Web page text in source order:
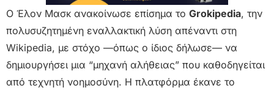
Ο Έλον Μασκ ανακοίνωσε επίσημα το Grokipedia, την
πολυσυζητημένη εναλλακτική λύση απέναντι στη
Wikipedia, με στόχο —όπως ο ίδιος δήλωσε— να
δημιουργήσει μια “μηχανή αλήθειας” που καθοδηγείται
από τεχνητή νοημοσύνη. Η πλατφόρμα έκανε το